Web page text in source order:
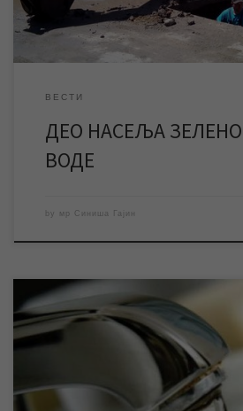
ВЕСТИ
ДЕО НАСЕЉА
ВОДЕ
by мр Синиша Гајин
Према најави Електродистрибуције
22.06.2016. године, ово предузеће
електромрежи који ће довести до
електричном енергијом два насељена